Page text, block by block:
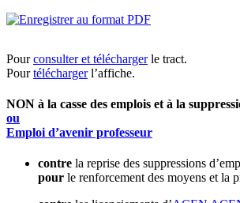
Pourconsulter et téléchargerle tract.
Pourtéléchargerl’affiche.
NON à la casse des emplois et à la
ou
Emploi d’avenir professeur
contre la reprise des suppressions
pour le renforcement des moyens et la